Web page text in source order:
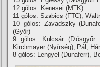
12 gólos: Kenesei (MTK)
11 gólos: Szabics (FTC),
10 gólos: Zavadszky
(Győr)
9 gólos: Kulcsár (Diósgyőr
Kirchmayer (Nyí­rség), Pál,
8 gólos: Lengyel (Dunaferr),